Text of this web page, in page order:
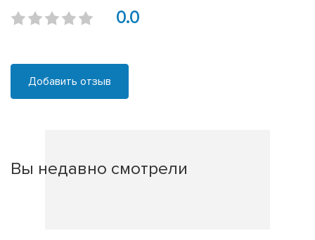
0.0
Добавить отзыв
Вы недавно смотрели